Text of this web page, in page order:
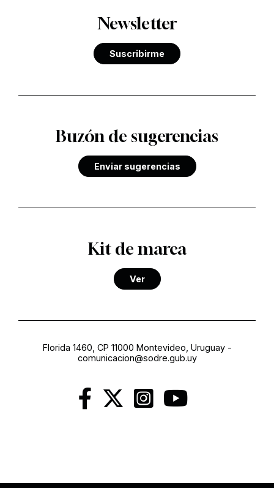
Newsletter
Suscribirme
Buzón de sugerencias
Enviar sugerencias
Kit de marca
Ver
Florida 1460, CP 11000 Montevideo, Uruguay-
comunicacion@sodre.gub.uy